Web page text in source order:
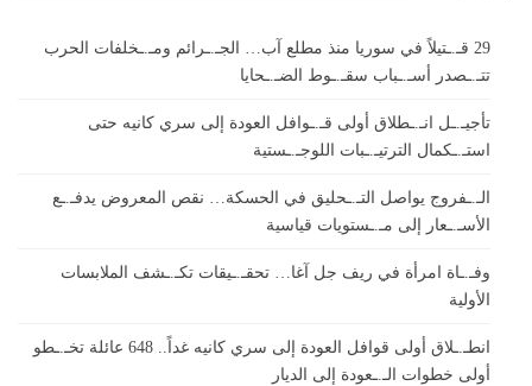
29 قـ.ـتيلاً في سوريا منذ مطلع آب… الجـ.ـرائم ومـ.ـخلفات الحرب
تتـ.ـصدر أسـ.ـباب سقـ.ـوط الضـ.ـحايا
تأجيـ.ـل انـ.ـطلاق أولى قـ.ـوافل العودة إلى سري كانيه حتى
استـ.ـكمال الترتيـ.ـبات اللوجـ.ـستية
الـ.ـفروج يواصل التـ.ـحليق في الحسكة… نقص المعروض يدفـ.ـع
الأسـ.ـعار إلى مـ.ـستويات قياسية
وفـ.ـاة امرأة في ريف جل آغا… تحقـ.ـيقات تكـ.ـشف الملابسات
الأولية
انطـ.ـلاق أولى قوافل العودة إلى سري كانيه غداً.. 648 عائلة تخـ.ـطو
أولى خطوات الـ.ـعودة إلى الديار